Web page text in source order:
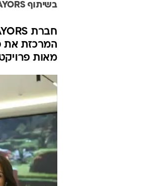
בשיתוף MAYORS נדל"ן
המרכזת את
מאות